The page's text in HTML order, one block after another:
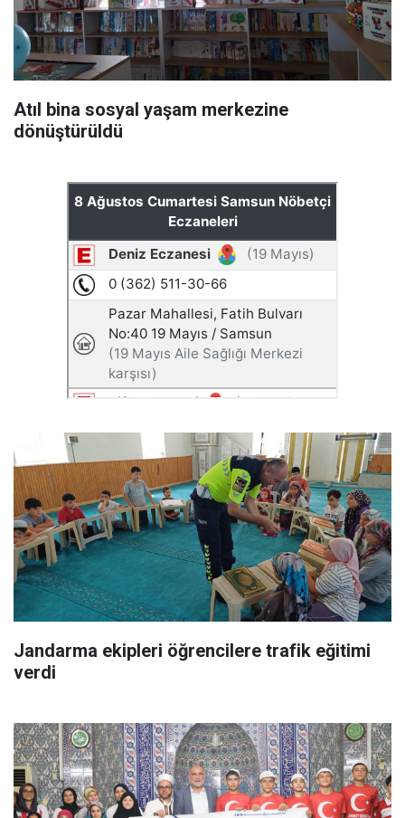
Atıl bina sosyal yaşam merkezine
dönüştürüldü
Jandarma ekipleri öğrencilere trafik eğitimi
verdi